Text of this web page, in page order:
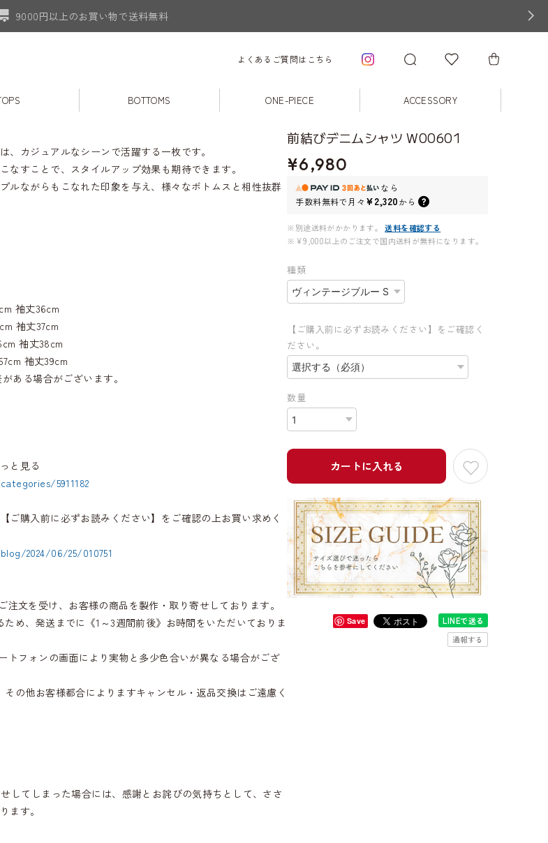
9000円以上のお買い物で送料無料
よくあるご質問はこちら
BOTTOMS ONE-PIECE ACCESSORY
、カジュアルなシーンで活躍する一枚です。
なすことで、スタイルアップ効果も期待できます。
ルながらもこなれた印象を与え、様々なボトムスと相性抜群
袖丈36cm
袖丈37cm
袖丈38cm
57cm 袖丈39cm
ある場合がございます。
と見る
5911182
ご購入前に必ずお読みください】をご確認の上お買い求めく
2024/06/25/010751
文を受け、お客様の商品を製作・取り寄せしております。
め、発送までに《1～3週間前後》お時間をいただいておりま
トフォンの画面により実物と多少色合いが異なる場合がござ
の他お客様都合によりますキャンセル・返品交換はご遠慮く
前結びデニムシャツ W00601
¥6,980
なら
手数料無料で月々 ¥2,320から
※別途送料がかかります。
送料を確認する
※¥9,000以上のご注文で国内送料が無料になります。
種類
【ご購入前に必ずお読みください】をご確認く
ださい。
数量
カートに入れる
Save
LINEで送る
通報する
してしまった場合には、感謝とお詫びの気持ちとして、ささ
ます。